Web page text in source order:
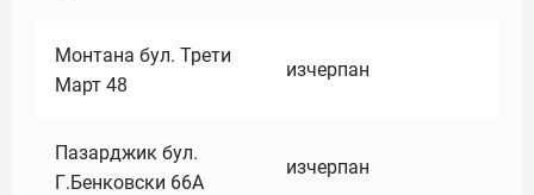
Монтана бул. Трети
Март 48
изчерпан
Пазарджик бул.
Г.Бенковски 66А
изчерпан